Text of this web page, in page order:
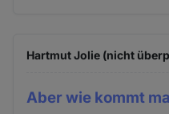
Hartmut Jolie (nicht
Aber wie kommt